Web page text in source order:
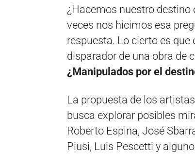
¿Hacemos nuestro
veces nos hicimos esa
respuesta. Lo cierto es que
disparador de una obra de
¿Manipulados por el
La propuesta de los
busca explorar posibles
Roberto Espina, José
Piusi, Luis Pescetti y